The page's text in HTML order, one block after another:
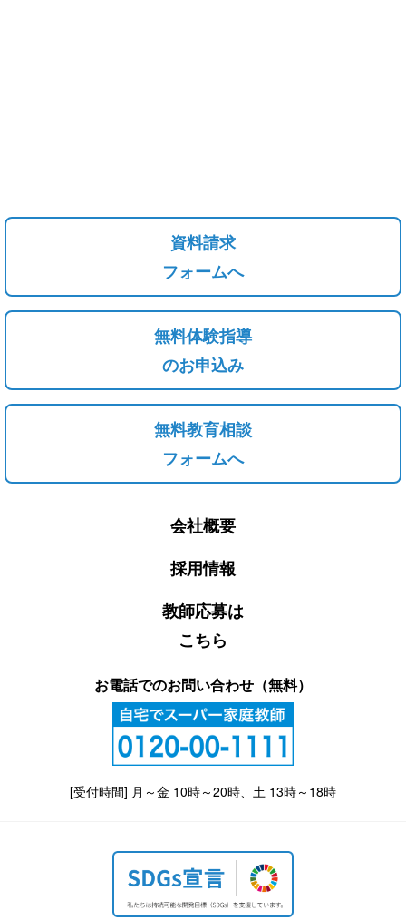
資料請求
フォームへ
無料体験指導
のお申込み
無料教育相談
フォームへ
会社概要
採用情報
教師応募は
こちら
お電話でのお問い合わせ（無料）
[受付時間] 月～金 10時～20時、土 13時～18時